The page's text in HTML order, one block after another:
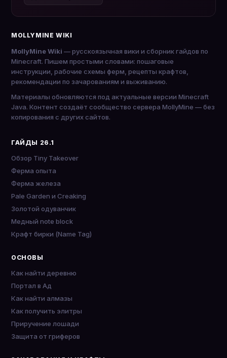
MOLLYMINE WIKI
MollyMine Wiki — русскоязычная вики и сборник гайдов по
Minecraft. Пишем простыми словами: пошаговые
инструкции, рабочие схемы ферм, рецепты крафтов,
рекомендации по зачарованиям и выживанию.
Материалы обновляются под актуальные версии Minecraft
Java. Контент создаёт сообщество сервера MollyMine — без
копирования с других сайтов.
ГАЙДЫ 26.1
Обзор Tiny Takeover
Ферма опыта
Ферма железа
Pale Garden и Creaking
Золотой одуванчик
Медный note block
Крафт бирки (Name Tag)
ОСНОВЫ
Как найти деревню
Портал в Ад
Как найти алмазы
Как получить элитры
Приручение лошади
Защита от гриферов